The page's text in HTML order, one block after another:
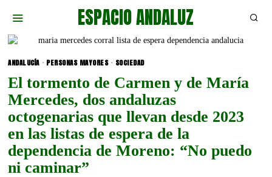
ESPACIO ANDALUZ
ANDALUCÍA · PERSONAS MAYORES · SOCIEDAD
El tormento de Carmen y de María
Mercedes, dos andaluzas
octogenarias que llevan desde 2023
en las listas de espera de la
dependencia de Moreno: “No puedo
ni caminar”